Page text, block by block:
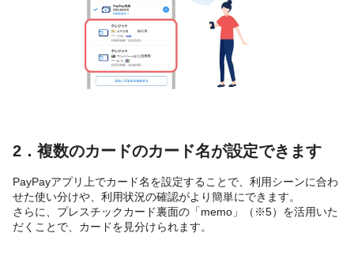
2．複数のカードのカード名が設定できます
PayPayアプリ上でカード名を設定することで、利用シーンに合わ
せた使い分けや、利用状況の確認がより簡単にできます。
さらに、プレスチックカード裏面の「memo」（※5）を活用いた
だくことで、カードを見分けられます。